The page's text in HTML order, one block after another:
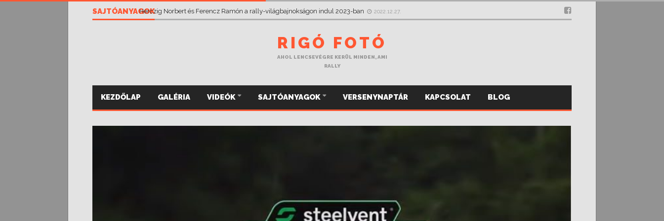
SAJTÓANYAGOKHerczig Norbert és Ferencz Ramón a rally-világbajnokságon indul 2023-ban 2022.12.27.
RIGÓ FOTÓ
AHOL LENCSEVÉGRE KERÜL MINDEN, AMI
RALLY
KEZDŐLAP GALÉRIA VIDEÓK SAJTÓANYAGOK VERSENYNAPTÁR KAPCSOLAT BLOG